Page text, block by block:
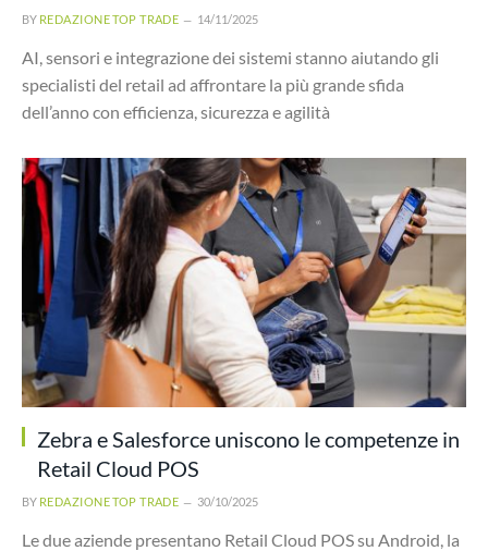
BY REDAZIONE TOP TRADE 14/11/2025
AI, sensori e integrazione dei sistemi stanno aiutando gli
specialisti del retail ad affrontare la più grande sfida
dell’anno con efficienza, sicurezza e agilità
Zebra e Salesforce uniscono le competenze in
Retail Cloud POS
BY REDAZIONE TOP TRADE 30/10/2025
Le due aziende presentano Retail Cloud POS su Android, la